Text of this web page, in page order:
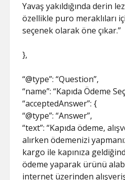
Yavaş yakıldığında derin
özellikle puro meraklıları
seçenek olarak öne çıkar.”
},
“@type”: “Question”,
“name”: “Kapıda Ödeme
“acceptedAnswer”: {
“@type”: “Answer”,
“text”: “Kapıda ödeme,
alırken ödemenizi
kargo ile kapınıza
ödeme yaparak ürünü
internet üzerinden